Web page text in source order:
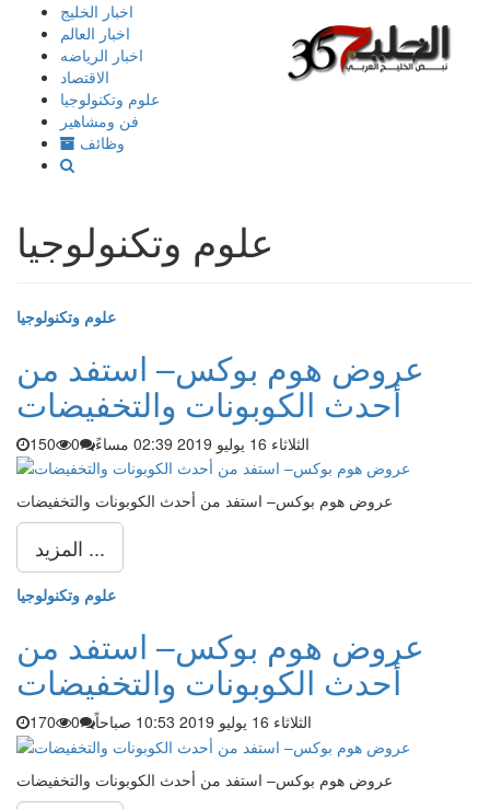
إذهب
المحتوى
اخبار الخليج
اخبار العالم
اخبار الرياضه
الاقتصاد
علوم وتكنولوجيا
فن ومشاهير
وظائف
علوم وتكنولوجيا
علوم وتكنولوجيا
عروض هوم بوكس– استفد من
أحدث الكوبونات والتخفيضات
الثلاثاء 16 يوليو 2019 02:39 مساءً 0
150
عروض هوم بوكس– استفد من أحدث الكوبونات والتخفيضات
المزيد ...
علوم وتكنولوجيا
عروض هوم بوكس– استفد من
أحدث الكوبونات والتخفيضات
الثلاثاء 16 يوليو 2019 10:53 صباحاً 0
170
عروض هوم بوكس– استفد من أحدث الكوبونات والتخفيضات